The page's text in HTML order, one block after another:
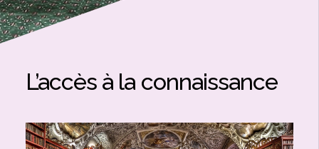
L’accès à la connaissance